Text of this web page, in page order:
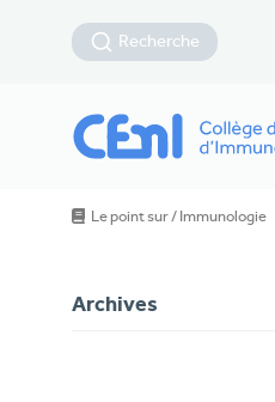
Recherche
Le point sur/ Immunologie
Archives